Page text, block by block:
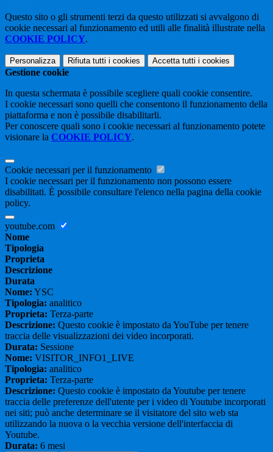
Questo sito o gli strumenti terzi da questo utilizzati si avvalgono di
cookie necessari al funzionamento ed utili alle finalità illustrate nella
COOKIE POLICY.
Personalizza Rifiuta tutti i cookies Accetta tutti i cookies
Gestione cookie
In questa schermata è possibile scegliere quali cookie consentire.
I cookie necessari sono quelli che consentono il funzionamento della
piattaforma e non è possibile disabilitarli.
Per conoscere quali sono i cookie necessari al funzionamento potete
visionare la COOKIE POLICY.
Cookie necessari per il funzionamento
I cookie necessari per il funzionamento non possono essere
disabilitati. È possibile consultare l'elenco nella pagina della cookie
policy.
youtube.com
Nome
Tipologia
Proprieta
Descrizione
Durata
Nome: YSC
Tipologia: analitico
Proprieta: Terza-parte
Descrizione: Questo cookie è impostato da YouTube per tenere
traccia delle visualizzazioni dei video incorporati.
Durata: Sessione
Nome: VISITOR_INFO1_LIVE
Tipologia: analitico
Proprieta: Terza-parte
Descrizione: Questo cookie è impostato da Youtube per tenere
traccia delle preferenze dell'utente per i video di Youtube incorporati
nei siti; può anche determinare se il visitatore del sito web sta
utilizzando la nuova o la vecchia versione dell'interfaccia di
Youtube.
Durata: 6 mesi